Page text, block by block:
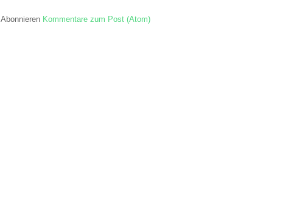
Abonnieren Kommentare zum Post (Atom)